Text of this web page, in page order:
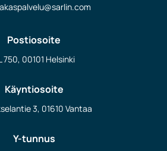
Postiosoite
750, 00101 Helsinki
Käyntiosoite
3, 01610 Vantaa
Y-tunnus